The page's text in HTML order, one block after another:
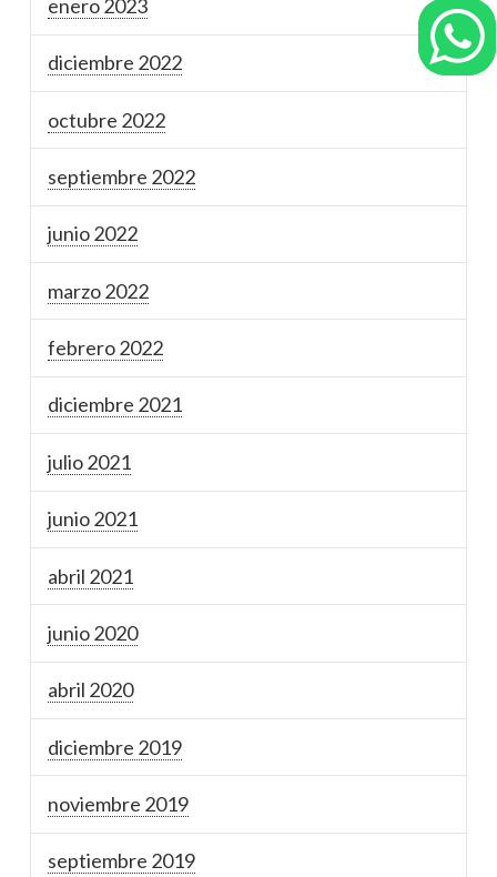
enero 2023
diciembre 2022
octubre 2022
septiembre 2022
junio 2022
marzo 2022
febrero 2022
diciembre 2021
julio 2021
junio 2021
abril 2021
junio 2020
abril 2020
diciembre 2019
noviembre 2019
septiembre 2019